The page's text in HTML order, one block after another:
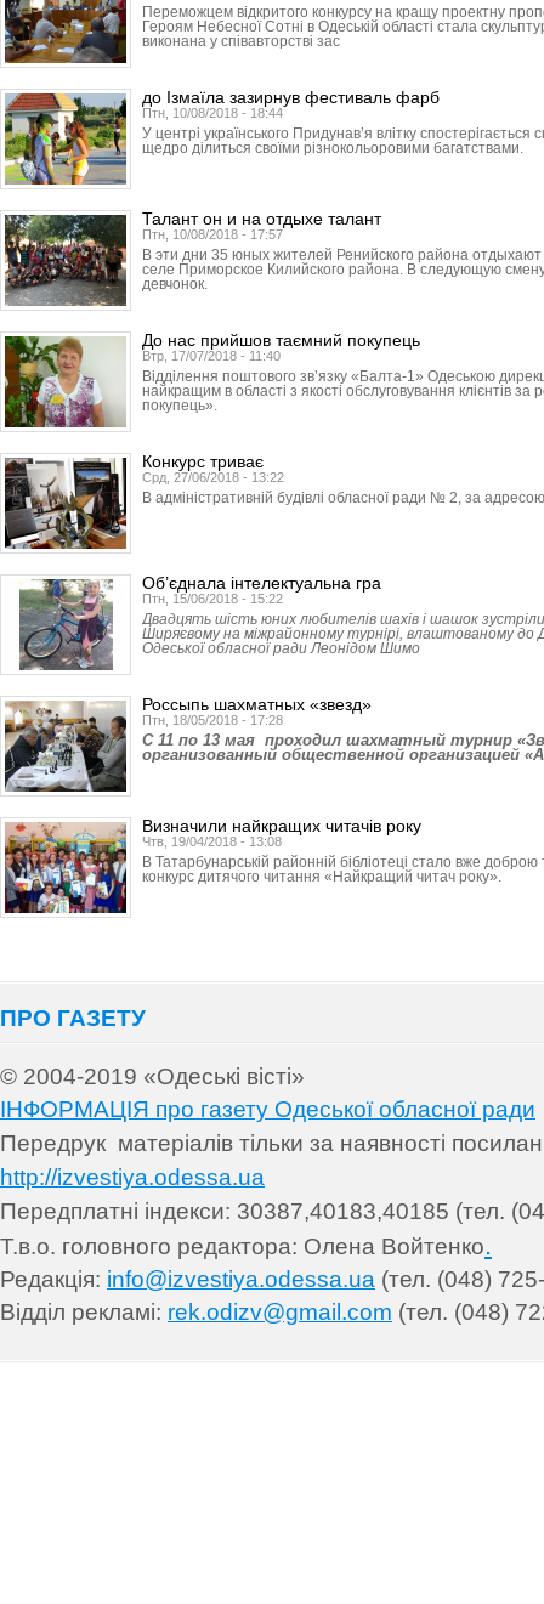
Переможцем відкритого конкурсу на кращу проектну
Героям Небесної Сотні в Одеській області стала
виконана у співавторстві зас
до Ізмаїла зазирнув фестиваль фарб
Птн, 10/08/2018 - 18:44
У центрі українського Придунав’я влітку
щедро ділиться своїми різнокольоровими багатствами.
Талант он и на отдыхе талант
Птн, 10/08/2018 - 17:57
В эти дни 35 юных жителей Ренийского района отдыхают
селе Приморское Килийского района. В следующую
девчонок.
До нас прийшов таємний покупець
Втр, 17/07/2018 - 11:40
Відділення поштового зв’язку «Балта-1» Одеською
найкращим в області з якості обслуговування клієнтів
покупець».
Конкурс триває
Срд, 27/06/2018 - 13:22
В адміністративній будівлі обласної ради № 2, за
Об’єднала інтелектуальна гра
Птн, 15/06/2018 - 15:22
Двадцять шість юних любителів шахів і шашок
Ширяєвому на міжрайонному турнірі, влаштованому
Одеської обласної ради Леонідом Шимо
Россыпь шахматных «звезд»
Птн, 18/05/2018 - 17:28
C 11 по 13 мая проходил шахматный турнир
организованный общественной организацией
Визначили найкращих читачів року
Чтв, 19/04/2018 - 13:08
В Татарбунарській районній бібліотеці стало вже
конкурс дитячого читання «Найкращий читач року».
ПРО ГАЗЕТУ
© 2004-2019 «Одеські вісті»
ІНФОРМАЦІЯ про газету Одеської обласної ради
Передрук матеріалів тільки за наявності
http://izvestiya.odessa.ua
Передплатні індекси: 30387,40183,40185 (тел.
Т.в.о. головного редактора: Олена Войтенко.
Редакція: info@izvestiya.odessa.ua (тел. (048)
Відділ рекламі: rek.odizv@gmail.com (тел. (048)